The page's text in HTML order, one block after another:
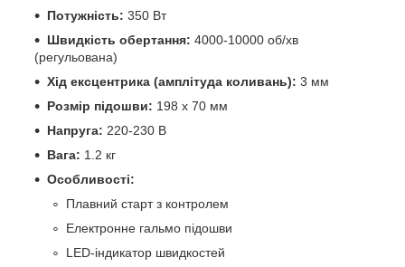
Потужність: 350 Вт
Швидкість обертання: 4000-10000 об/хв
(регульована)
Хід ексцентрика (амплітуда коливань): 3 мм
Розмір підошви: 198 x 70 мм
Напруга: 220-230 В
Вага: 1.2 кг
Особливості:
Плавний старт з контролем
Електронне гальмо підошви
LED-індикатор швидкостей